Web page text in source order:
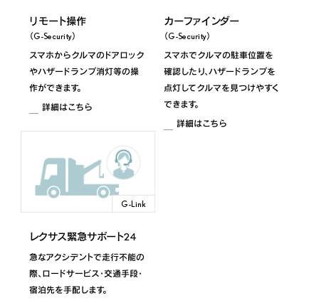
リモート操作
（G-Security）
スマホからクルマのドアロック
やハザードランプ消灯等の操
作ができます。
詳細はこちら
カーファインダー
（G-Security）
スマホでクルマの駐車位置を
確認したり、ハザードランプを
点灯してクルマを見つけやすく
できます。
詳細はこちら
G-Link
レクサス緊急サポート24
急なアクシデントで走行不能の
際、ロードサービス・交通手段・
宿泊先を手配します。